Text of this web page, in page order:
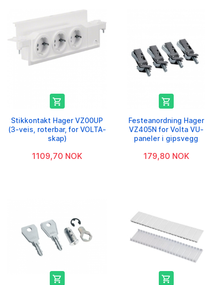

Stikkontakt Hager VZ00UP
(3-veis, roterbar, for VOLTA-
skap)
1109,70 NOK

Festeanordning Hager
VZ405N for Volta VU-
paneler i gipsvegg
179,80 NOK
 